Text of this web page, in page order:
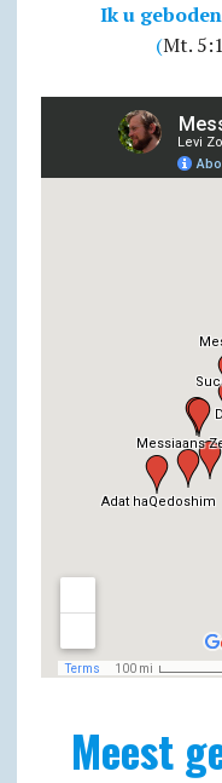
Ik u
(Mt.
Meest